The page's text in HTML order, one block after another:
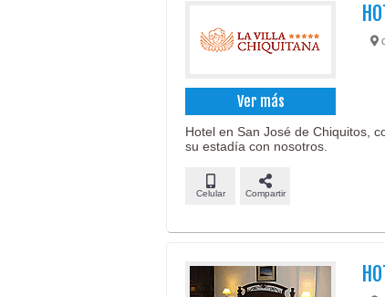
Ver más
Hotel en San José de Chiquitos,
su estadía con nosotros.
Celular Compartir